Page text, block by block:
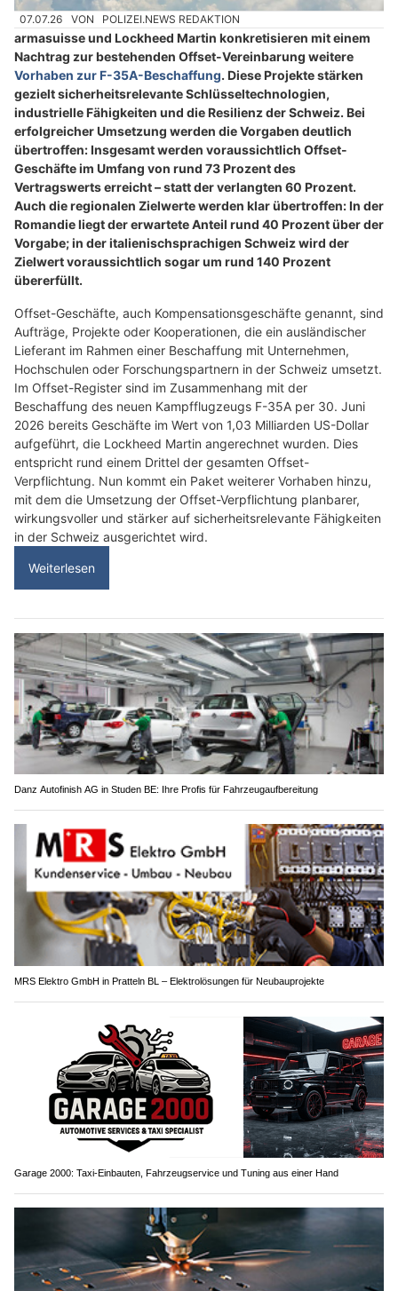
07.07.26 VON POLIZEI.NEWS REDAKTION
armasuisse und Lockheed Martin konkretisieren mit einem
Nachtrag zur bestehenden Offset-Vereinbarung weitere
Vorhaben zur F-35A-Beschaffung. Diese Projekte stärken
gezielt sicherheitsrelevante Schlüsseltechnologien,
industrielle Fähigkeiten und die Resilienz der Schweiz. Bei
erfolgreicher Umsetzung werden die Vorgaben deutlich
übertroffen: Insgesamt werden voraussichtlich Offset-
Geschäfte im Umfang von rund 73 Prozent des
Vertragswerts erreicht – statt der verlangten 60 Prozent.
Auch die regionalen Zielwerte werden klar übertroffen: In der
Romandie liegt der erwartete Anteil rund 40 Prozent über der
Vorgabe; in der italienischsprachigen Schweiz wird der
Zielwert voraussichtlich sogar um rund 140 Prozent
übererfüllt.
Offset-Geschäfte, auch Kompensationsgeschäfte genannt, sind
Aufträge, Projekte oder Kooperationen, die ein ausländischer
Lieferant im Rahmen einer Beschaffung mit Unternehmen,
Hochschulen oder Forschungspartnern in der Schweiz umsetzt.
Im Offset-Register sind im Zusammenhang mit der
Beschaffung des neuen Kampfflugzeugs F-35A per 30. Juni
2026 bereits Geschäfte im Wert von 1,03 Milliarden US-Dollar
aufgeführt, die Lockheed Martin angerechnet wurden. Dies
entspricht rund einem Drittel der gesamten Offset-
Verpflichtung. Nun kommt ein Paket weiterer Vorhaben hinzu,
mit dem die Umsetzung der Offset-Verpflichtung planbarer,
wirkungsvoller und stärker auf sicherheitsrelevante Fähigkeiten
in der Schweiz ausgerichtet wird.
Weiterlesen
Danz Autofinish AG in Studen BE: Ihre Profis für Fahrzeugaufbereitung
MRS Elektro GmbH in Pratteln BL – Elektrolösungen für Neubauprojekte
Garage 2000: Taxi-Einbauten, Fahrzeugservice und Tuning aus einer Hand